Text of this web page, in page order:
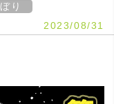
り
2023/08/31